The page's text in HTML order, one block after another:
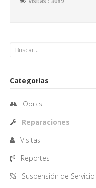
Categorías
Obras
Reparaciones
Visitas
Reportes
Suspensión de Servicio